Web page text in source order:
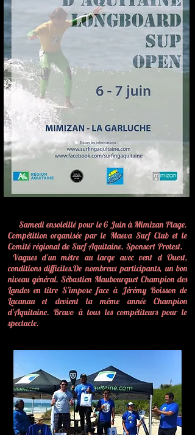
Samedi ensoleillé pour le 6 Juin à Mimizan Plage.
Compétition organisée par le Maeva Surf Club et le
Comité régional de Surf Aquitaine. Sponsort Protest.
Vagues d'un mètre au large avec vent d Ouest,
conditions difficiles.De nombreux participants, un bon
niveau général. Sébastien Maubourguet Champion des
Landes en titre S'impose face à Jérémy Boisson de
Lacanau et devient la même année Champion
d'Aquitaine.Bravo à tous les compétiteurs pour le
spectacle.